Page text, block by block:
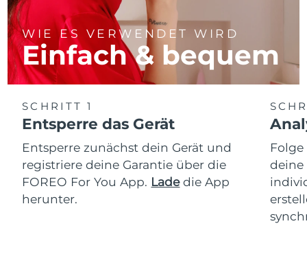
WIE ES VERWENDET WIRD
Einfach & bequem
SCHRITT 1
Entsperre das Gerät
Entsperre zunächst dein Gerät und
registriere deine Garantie über die
FOREO For You App. Ladedie App
herunter.
deine